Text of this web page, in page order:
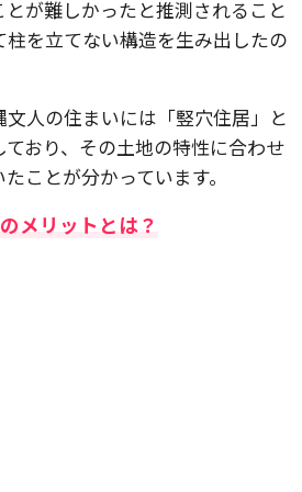
が難しかったと推測されること
を立てない構造を生み出したの
人の住まいには「竪穴住居」と
ており、その土地の特性に合わせ
ことが分かっています。
メリットとは？